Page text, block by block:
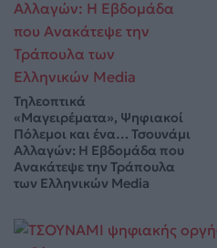
Τηλεοπτικά
«Μαγειρέματα», Ψηφιακοί
Πόλεμοι και ένα… Τσουνάμι
Αλλαγών: Η Εβδομάδα που
Ανακάτεψε την Τράπουλα
των Ελληνικών Media